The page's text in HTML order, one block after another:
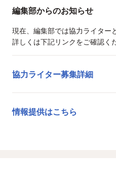
編集部からのお知らせ
現在、編集部では協力ライター
詳しくは下記リンクをご確認く
協力ライター募集詳細
情報提供はこちら